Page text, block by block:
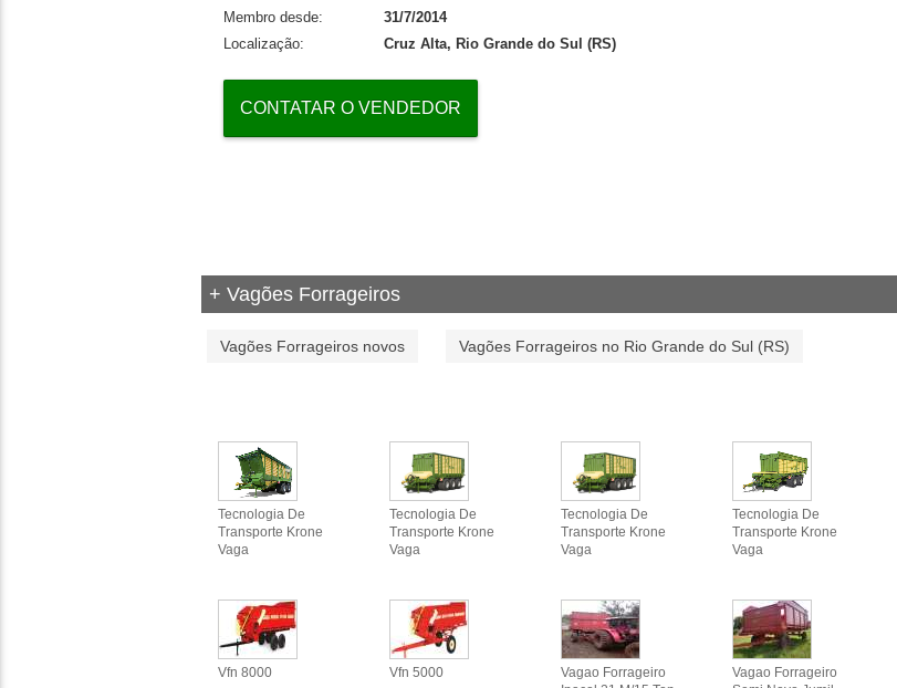
Membro desde:
31/7/2014
Localização:
Cruz Alta, Rio Grande do Sul (RS)
CONTATAR O VENDEDOR
+ Vagões Forrageiros
Vagões Forrageiros novos Vagões Forrageiros no Rio Grande do Sul (RS)
Tecnologia De
Transporte Krone
Vaga
Tecnologia De
Transporte Krone
Vaga
Tecnologia De
Transporte Krone
Vaga
Tecnologia De
Transporte Krone
Vaga
Vfn 8000 Vfn 5000
Vagao Forrageiro
Vagao Forrageiro